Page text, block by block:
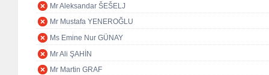
Mr Aleksandar ŠEŠELJ
Mr Mustafa YENEROĞLU
Ms Emine Nur GÜNAY
Mr Ali ŞAHİN
Mr Martin GRAF